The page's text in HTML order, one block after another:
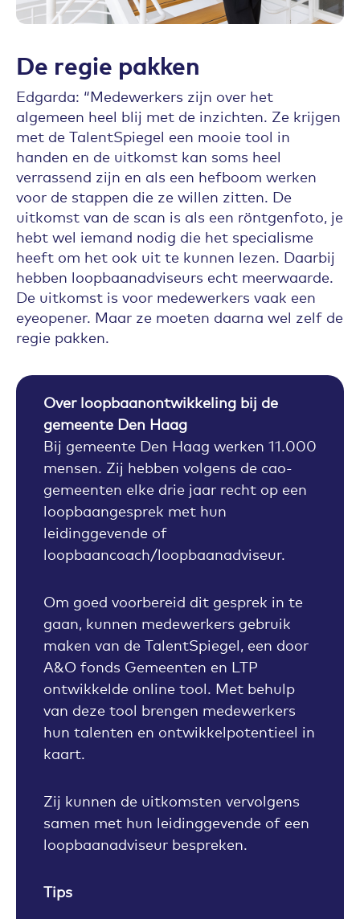
De regie pakken
Edgarda: “Medewerkers zijn over het
algemeen heel blij met de inzichten. Ze krijgen
met de TalentSpiegel een mooie tool in
handen en de uitkomst kan soms heel
verrassend zijn en als een hefboom werken
voor de stappen die ze willen zitten. De
uitkomst van de scan is als een röntgenfoto, je
hebt wel iemand nodig die het specialisme
heeft om het ook uit te kunnen lezen. Daarbij
hebben loopbaanadviseurs echt meerwaarde.
De uitkomst is voor medewerkers vaak een
eyeopener. Maar ze moeten daarna wel zelf de
regie pakken.
Over loopbaanontwikkeling bij de
gemeente Den Haag
Bij gemeente Den Haag werken 11.000
mensen. Zij hebben volgens de cao-
gemeenten elke drie jaar recht op een
loopbaangesprek met hun
leidinggevende of
loopbaancoach/loopbaanadviseur.
Om goed voorbereid dit gesprek in te
gaan, kunnen medewerkers gebruik
maken van de TalentSpiegel, een door
A&O fonds Gemeenten en LTP
ontwikkelde online tool. Met behulp
van deze tool brengen medewerkers
hun talenten en ontwikkelpotentieel in
kaart.
Zij kunnen de uitkomsten vervolgens
samen met hun leidinggevende of een
loopbaanadviseur bespreken.
Tips